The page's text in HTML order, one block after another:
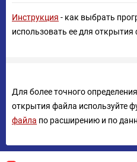
Инструкция - как выбрать
использовать ее для открытия
Для более точного
открытия файла используйте
файла по расширению и по